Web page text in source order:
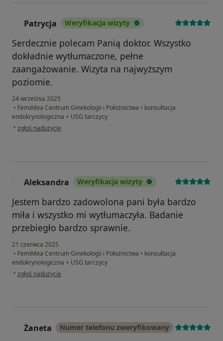
Patrycja Weryfikacja wizyty
Serdecznie polecam Panią doktor. Wszystko
dokładnie wytłumaczone, pełne
zaangażowanie. Wizyta na najwyższym
poziomie.
24 września 2025
• FemiMea Centrum Ginekologii i Położnictwa • konsultacja
endokrynologiczna + USG tarczycy
• w opinii użytkownika Patrycja
zgłoś nadużycie
Aleksandra Weryfikacja wizyty
Jestem bardzo zadowolona pani była bardzo
miła i wszystko mi wytłumaczyła. Badanie
przebiegło bardzo sprawnie.
21 czerwca 2025
• FemiMea Centrum Ginekologii i Położnictwa • konsultacja
endokrynologiczna + USG tarczycy
• w opinii użytkownika Aleksandra
zgłoś nadużycie
Żaneta Numer telefonu zweryfikowany